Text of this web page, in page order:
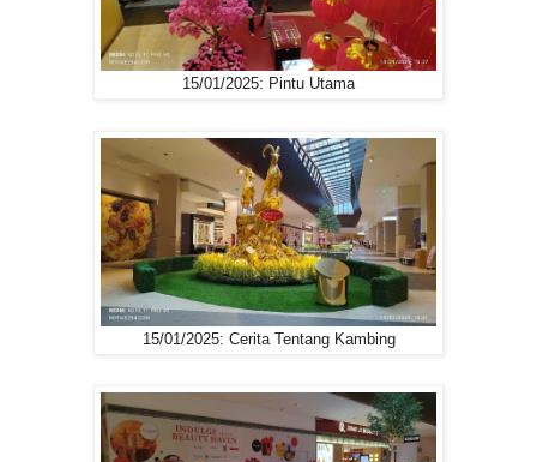
15/01/2025: Pintu Utama
15/01/2025: Cerita Tentang Kambing